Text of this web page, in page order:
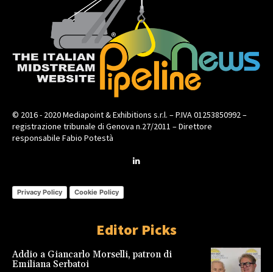
© 2016 - 2020 Mediapoint & Exhibitions s.r.l. – P.IVA 01253850992 –
registrazione tribunale di Genova n.27/2011 – Direttore
responsabile Fabio Potestà
Privacy Policy Cookie Policy
Editor Picks
Addio a Giancarlo Morselli, patron di
Emiliana Serbatoi